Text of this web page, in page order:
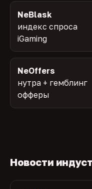
NeBlask
индекс спроса
iGaming
NeOffers
нутра + гемблинг
офферы
Новости